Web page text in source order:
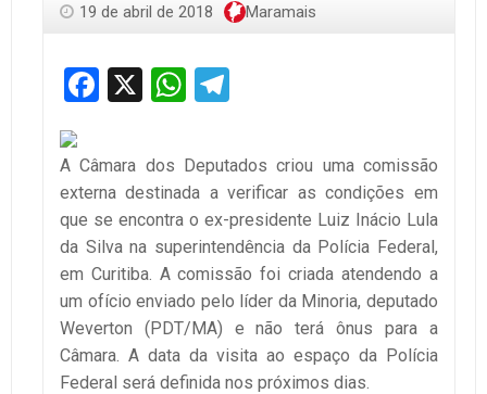
19 de abril de 2018 Maramais
Facebook
X WhatsApp
A Câmara dos Deputados criou uma comissão
externa destinada a verificar as condições em
que se encontra o ex-presidente Luiz Inácio Lula
da Silva na superintendência da Polícia Federal,
em Curitiba. A comissão foi criada atendendo a
um ofício enviado pelo líder da Minoria, deputado
Weverton (PDT/MA) e não terá ônus para a
Câmara. A data da visita ao espaço da Polícia
Federal será definida nos próximos dias.